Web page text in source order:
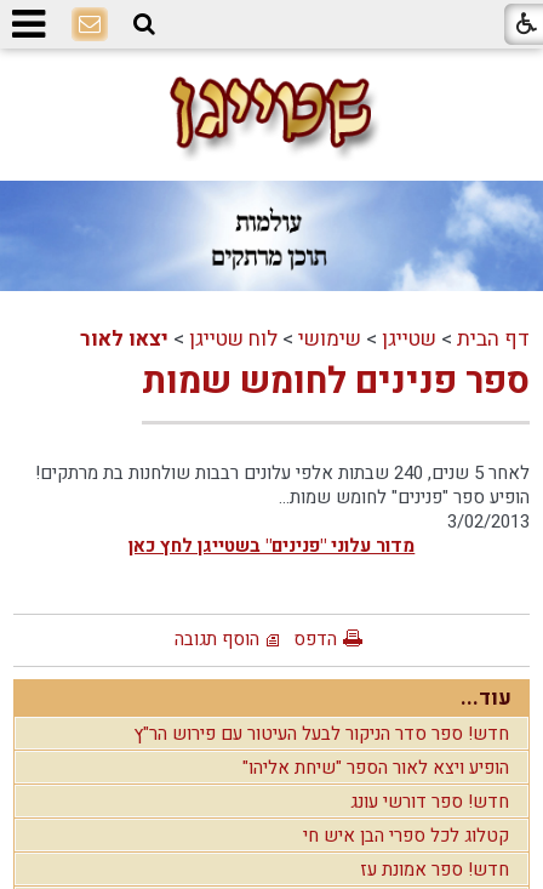
דף הבית > שטייגן > שימושי >לוח שטייגן > יצאו לאור
ספר פנינים לחומש שמות
לאחר 5 שנים, 240 שבתות אלפי עלונים רבבות שולחנות בת מרתקים!
הופיע ספר "פנינים" לחומש שמות...
3/02/2013
מדור עלוני "פנינים" בשטייגן לחץ כאן
הדפס הוסף תגובה
עוד...
חדש! ספר סדר הניקור לבעל העיטור עם פירוש הר"ץ
הופיע ויצא לאור הספר "שיחת אליהו"
חדש! ספר דורשי עונג
קטלוג לכל ספרי הבן איש חי
חדש! ספר אמונת עז